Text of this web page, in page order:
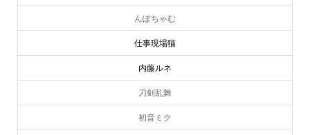
んぽちゃむ
仕事現場猫
内藤ルネ
刀剣乱舞
初音ミク